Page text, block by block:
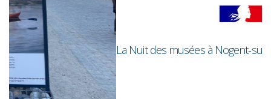
La Nuit des musées à Nogent-sur-Marne